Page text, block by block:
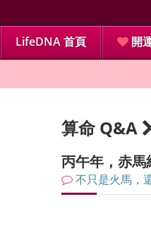
LifeDNA 首頁 開
算命 Q&A
丙午年，赤馬
不只是火馬，